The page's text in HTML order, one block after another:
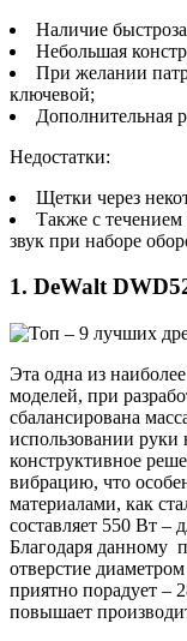
Наличие
Небольшая
При желании
ключевой;
Дополнительная
Недостатки:
Щетки через
Также с
звук при наборе
1. DeWalt
Эта одна из
моделей, при
сбалансирована
использовании руки
конструктивное
вибрацию, что
материалами, как
составляет 550 Вт –
Благодаря данному
отверстие
приятно порадует –
повышает